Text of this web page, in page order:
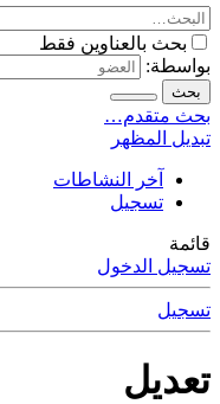
بحث بالعناوين فقط
بواسطة:
بحث
بحث متقدم…
تبديل المظهر
آخر النشاطات
تسجيل
قائمة
تسجيل الدخول
تسجيل
تعديل